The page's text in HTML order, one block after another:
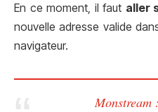
En ce moment, il faut aller
nouvelle adresse valide
navigateur.
Monstream